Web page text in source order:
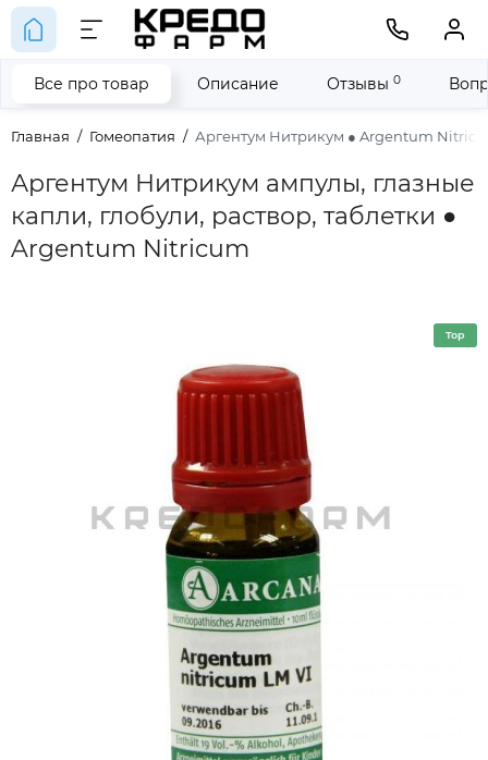
Главная Гомеопатия Аргентум Нитрикум ● Argentum
Аргентум Нитрикум ампулы, глазные
капли, глобули, раствор, таблетки ●
Argentum Nitricum
Все про товар Описание Отзывы 0
Top